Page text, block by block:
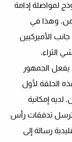
لمواصلة إدامة
وهذا في
الأميركيين
الثراء.
يفعل الجمهور
الحلقة لأول
إمكانية
تدفقات رأس
رسالة إلى